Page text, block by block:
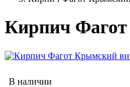
Кирпич
В наличии